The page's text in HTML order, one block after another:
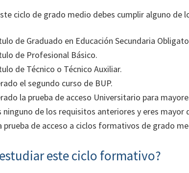
ciclo de grado medio debes cumplir alguno de
de Graduado en Educación Secundaria
de Profesional Básico.
de Técnico o Técnico Auxiliar.
el segundo curso de BUP.
la prueba de acceso Universitario para
ninguno de los requisitos anteriores y eres mayor
prueba de acceso a ciclos formativos de grado
este ciclo formativo?